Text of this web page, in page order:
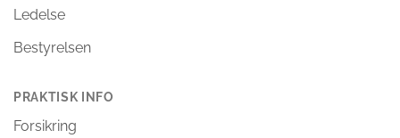
Ledelse
Bestyrelsen
PRAKTISK INFO
Forsikring